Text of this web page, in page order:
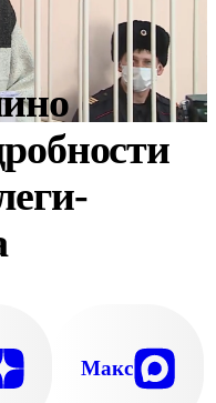
Макс